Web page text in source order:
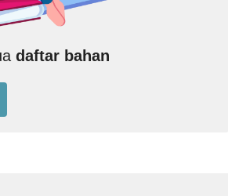
daftar bahan